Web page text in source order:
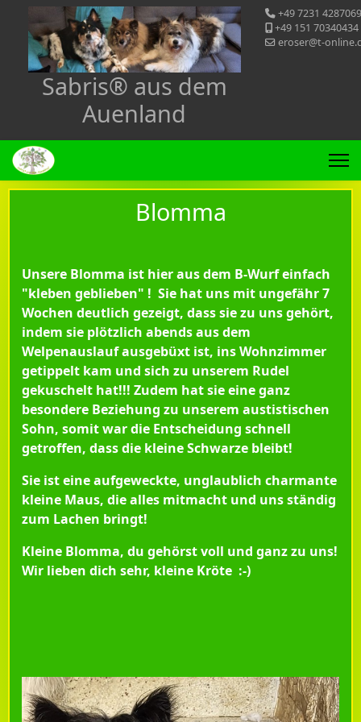
Sabris® aus dem
Auenland
+49 7231 4287069
+49 151 70340434
eroser@t-
Blomma
Unsere Blomma ist hier aus dem B-Wurf einfach
"kleben geblieben" ! Sie hat uns mit ungefähr 7
Wochen deutlich gezeigt, dass sie zu uns gehört,
indem sie plötzlich abends aus dem
Welpenauslauf ausgebüxt ist, ins Wohnzimmer
getippelt kam und sich zu unserem Rudel
gekuschelt hat!!! Zudem hat sie eine ganz
besondere Beziehung zu unserem austistischen
Sohn, somit war die Entscheidung schnell
getroffen, dass die kleine Schwarze bleibt!
Sie ist eine aufgeweckte, unglaublich charmante
kleine Maus, die alles mitmacht und uns ständig
zum Lachen bringt!
Kleine Blomma, du gehörst voll und ganz zu uns!
Wir lieben dich sehr, kleine Kröte :-)